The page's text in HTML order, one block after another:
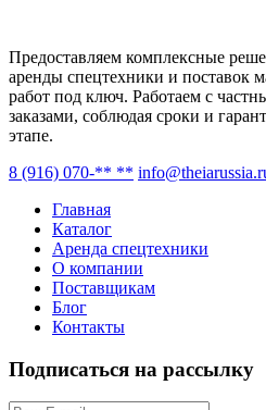
Предоставляем комплексные
аренды спецтехники и поставок
работ под ключ. Работаем с
заказами, соблюдая сроки и
этапе.
8 (916) 070-** **
Главная
Каталог
Аренда спецтехники
О компании
Поставщикам
Блог
Контакты
Подписаться на рассылку